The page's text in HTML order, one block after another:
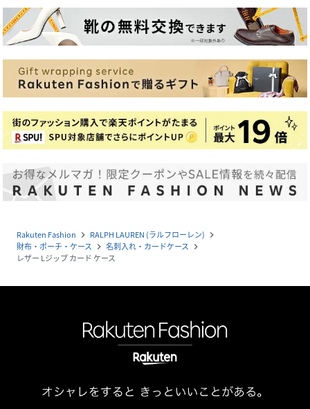
Rakuten Fashion navigate_next RALPH LAUREN (ラルフローレン) navigate_next
財布・ポーチ・ケース navigate_next 名刺入れ・カードケース navigate_next
レザー Lジップ カード ケース